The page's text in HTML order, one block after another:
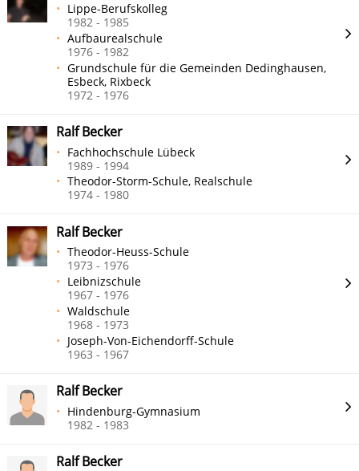
Lippe-Berufskolleg
1982 - 1985
Aufbaurealschule
1976 - 1982
Grundschule für die Gemeinden Dedinghausen,
Esbeck, Rixbeck
1972 - 1976
Ralf Becker
Fachhochschule Lübeck
1989 - 1994
Theodor-Storm-Schule, Realschule
1974 - 1980
Ralf Becker
Theodor-Heuss-Schule
1973 - 1976
Leibnizschule
1967 - 1976
Waldschule
1968 - 1973
Joseph-Von-Eichendorff-Schule
1963 - 1967
Ralf Becker
Hindenburg-Gymnasium
1982 - 1983
Ralf Becker